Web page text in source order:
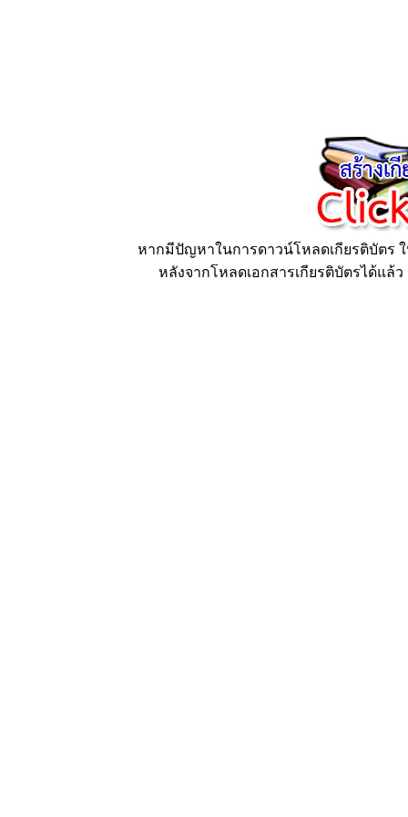
หากมีปัญหาในการดาวน์โหลดเกียรติบัตร
หลังจากโหลดเอกสารเกียรติบัตรได้แล้